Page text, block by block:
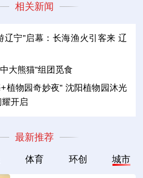
相关新闻
辽宁”启幕：长海渔火引客来 辽
大熊猫”组团觅食
植物园奇妙夜” 沈阳植物园沐光
开启
最新推荐
体育 环创 城市